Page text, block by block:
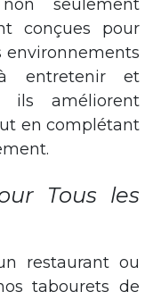
seulement
conçues pour
environnements
entretenir et
ils améliorent
en complétant
Tous les
restaurant ou
tabourets de